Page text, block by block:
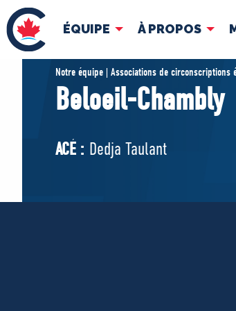
ÉQUIPE À PROPOS
ÉQUIPE
Pierre Poilievre
Cabinet fantôme
ACÉ
Notre équipe | Associations de circonscriptions
Beloeil-Chambly
ACÉ : Dedja Taulant